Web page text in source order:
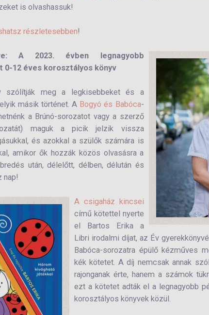
is olvashassuk!
részletesebben!
A 2023. évben legnagyobb
0-12 éves korosztályos könyv
szólítják meg a legkisebbeket és a
másik történet. A Bogyó és Babóca-
a Brúnó-sorozatot vagy a szerző
maguk a picik jelzik vissza
és azokkal a szülők számára is
amikor ők hozzák közös olvasásra a
után, délelőtt, délben, délután és
nap!
A csigaház kincsei
című kötettel nyerte
el Bartos Erika a
Libri irodalmi díjat, az Év
Babóca-sorozatra épülő kézműves
kék kötetet. A díj nemcsak annak
rajonganak érte, hanem a számok
ezt a kötetet adták el a legnagyobb
korosztályos könyvek közül.